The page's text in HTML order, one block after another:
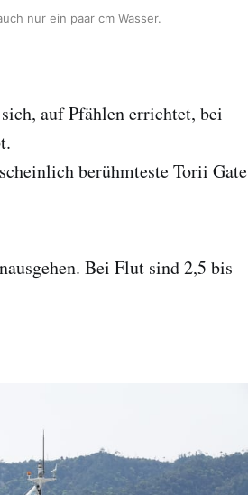
nur ein paar cm Wasser.
auf Pfählen errichtet, bei
berühmteste Torii Gate
Bei Flut sind 2,5 bis